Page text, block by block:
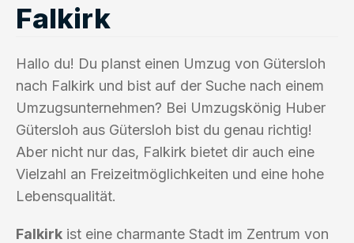
Falkirk
Hallo du! Du planst einen Umzug von Gütersloh
nach Falkirk und bist auf der Suche nach einem
Umzugsunternehmen? Bei Umzugskönig Huber
Gütersloh aus Gütersloh bist du genau richtig!
Aber nicht nur das, Falkirk bietet dir auch eine
Vielzahl an Freizeitmöglichkeiten und eine hohe
Lebensqualität.
Falkirk ist eine charmante Stadt im Zentrum von